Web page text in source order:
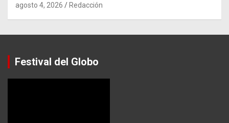
agosto 4, 2026 Redacción
Festival del Globo